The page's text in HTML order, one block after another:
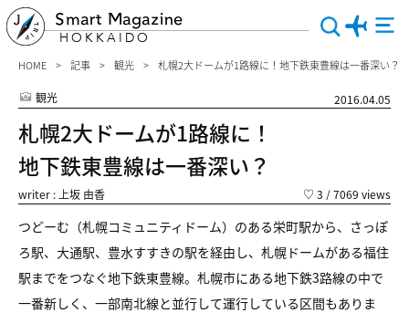
Smart Magazine
HOKKAIDO
HOME 記事 観光 札幌2大ドームが1路線に！地下鉄東豊線は一番深い？
観光 2016.04.05
札幌2大ドームが1路線に！
地下鉄東豊線は一番深い？
writer : 上坂 由香 ♡ 3 / 7069 views
つどーむ（札幌コミュニティドーム）のある栄町駅から、さっぽ
ろ駅、大通駅、豊水すすきの駅を経由し、札幌ドームがある福住
駅までをつなぐ地下鉄東豊線。札幌市にある地下鉄3路線の中で
一番新しく、一部南北線と並行して運行している区間もありま